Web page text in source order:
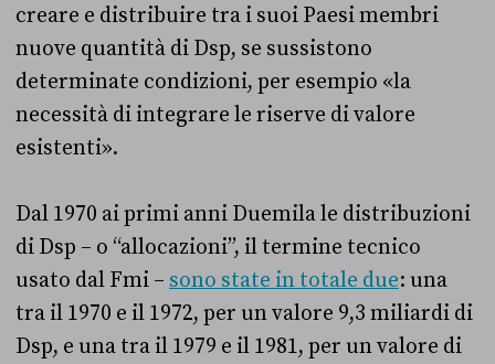
creare e distribuire tra i suoi Paesi membri
nuove quantità di Dsp, se sussistono
determinate condizioni, per esempio «la
necessità di integrare le riserve di valore
esistenti».
Dal 1970 ai primi anni Duemila le distribuzioni
di Dsp – o “allocazioni”, il termine tecnico
usato dal Fmi – sono state in totale due: una
tra il 1970 e il 1972, per un valore 9,3 miliardi di
Dsp, e una tra il 1979 e il 1981, per un valore di